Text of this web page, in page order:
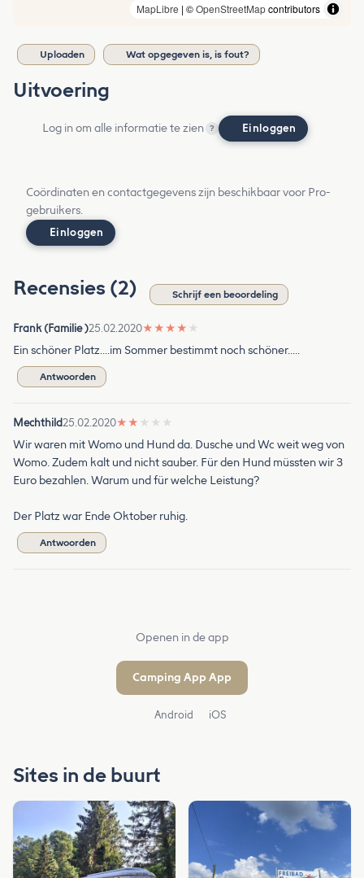
MapLibre | ©OpenStreetMapcontributors
Uploaden Wat opgegeven is, is fout?
Uitvoering
Log in om alle informatie te zien ? Einloggen
Coördinaten en contactgegevens zijn beschikbaar voor Pro-
gebruikers.
Einloggen
Recensies (2) Schrijf een beoordeling
Frank (Familie )25.02.2020★ ★ ★ ★ ★
Ein schöner Platz....im Sommer bestimmt noch schöner.....
Antwoorden
Mechthild25.02.2020★ ★ ★ ★ ★
Wir waren mit Womo und Hund da. Dusche und Wc weit weg von
Womo. Zudem kalt und nicht sauber. Für den Hund müssten wir 3
Euro bezahlen. Warum und für welche Leistung?
Der Platz war Ende Oktober ruhig.
Antwoorden
Openen in de app
Camping App App
Android iOS
Sites in de buurt